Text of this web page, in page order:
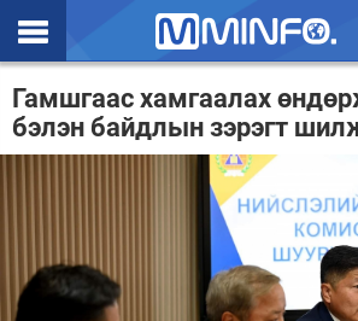
Эхлэл
Цаг агаар
Эдийн засаг
Гамшгаас хамгаалах
бэлэн байдлын зэрэгт